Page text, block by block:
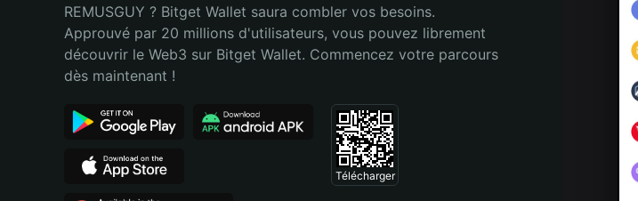
Português (Brasil)
Español (Argentina)
REMUSGUY ? Bitget Wallet saura combler vos besoins.
Approuvé par 20 millions d'utilisateurs, vous pouvez librement
découvrir le Web3 sur Bitget Wallet. Commencez votre parcours
dès maintenant !
Télécharger